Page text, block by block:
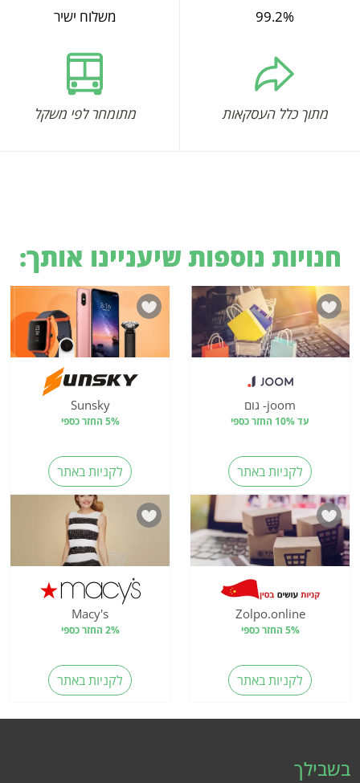
99.2%
מתוך כלל העסקאות
משלוח ישיר
מתומחר לפי משקל
חנויות נוספות שיעניינו אותך:
joom- גום
עד 10% החזר כספי
לקניות באתר
Sunsky
5% החזר כספי
לקניות באתר
Zolpo.online
5% החזר כספי
לקניות באתר
Macy's
2% החזר כספי
לקניות באתר
בשבילך